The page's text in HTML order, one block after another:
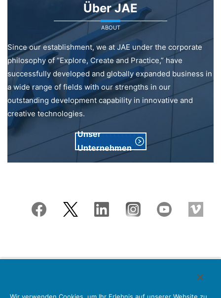
Über JAE
ABOUT
Since our establishment, we at JAE under the corporate
philosophy of “Explore, Create and Practice,” have
successfully developed and globally expanded business in
a wide range of fields with our strengths in our
outstanding development capability in innovative and
creative technologies.
Unser
Unternehmen